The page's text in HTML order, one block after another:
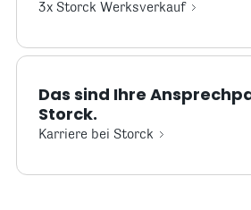
3x Storck Werksverkauf
Das sind Ihre
Storck.
Karriere bei Storck